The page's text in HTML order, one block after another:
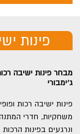
פינות
מבחר פינות ישיבה
ג'ימבורי
פינות ישיבה רכות
משחקיות, חדרי המתנה,
ונרגעים בפינות